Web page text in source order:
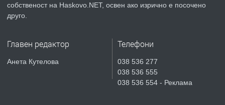
ПРЕДЛАГА
Продавам парцел в гр. Хасково кв.
СГЛОБЯВАНЕ НА МЕБЕЛИ.
собственост на Haskovo.NET, освен ако изрично е посочено
друго.
Главен редактор
Анета Кутелова
Телефони
038 536 277
038 536 555
038 536 554 - Реклама